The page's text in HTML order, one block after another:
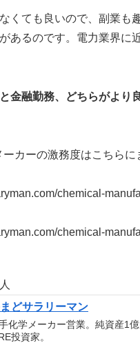
くても良いので、副業も
あるのです。電力業界に
金融勤務、どちらがより
カーの激務度はこちらに
chemical-
chemical-
どサラリーマン
化学メーカー営業。純資産1
投資家。